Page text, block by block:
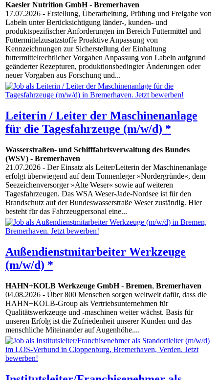
Kaesler Nutrition GmbH- Bremerhaven
17.07.2026 - Erstellung, Überarbeitung, Prüfung und Freigabe von
Labeln unter Berücksichtigung länder-, kunden- und
produktspezifischer Anforderungen im Bereich Futtermittel und
Futtermittelzusatzstoffe Proaktive Anpassung von
Kennzeichnungen zur Sicherstellung der Einhaltung
futtermittelrechtlicher Vorgaben Anpassung von Labeln aufgrund
geänderter Rezepturen, produktionsbedingter Änderungen oder
neuer Vorgaben aus Forschung und...
Leiterin / Leiter der Maschinenanlage
für die Tagesfahrzeuge (m/w/d) *
Wasserstraßen- und Schifffahrtsverwaltung des Bundes
(WSV) - Bremerhaven
21.07.2026 - Der Einsatz als Leiter/Leiterin der Maschinenanlage
erfolgt überwiegend auf dem Tonnenleger »Nordergründe«, dem
Seezeichenversorger »Alte Weser« sowie auf weiteren
Tagesfahrzeugen. Das WSA Weser-Jade-Nordsee ist für den
Brandschutz auf der Bundeswasserstraße Weser zuständig. Hier
besteht für das Fahrzeugpersonal eine...
Außendienstmitarbeiter Werkzeuge
(m/w/d) *
HAHN+KOLB Werkzeuge GmbH- Bremen, Bremerhaven
04.08.2026 - Über 800 Menschen sorgen weltweit dafür, dass die
HAHN+KOLB-Group als Vertriebsunternehmen für
Qualitätswerkzeuge und -maschinen weiter wächst. Basis für
unseren Erfolg ist die Zufriedenheit unserer Kunden und das
menschliche Miteinander auf Augenhöhe....